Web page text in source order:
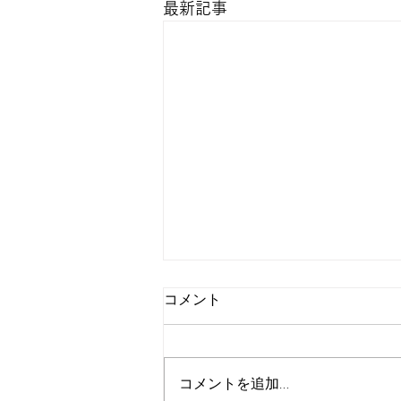
最新記事
マツパと美容医療
コメント
コメントを追加…